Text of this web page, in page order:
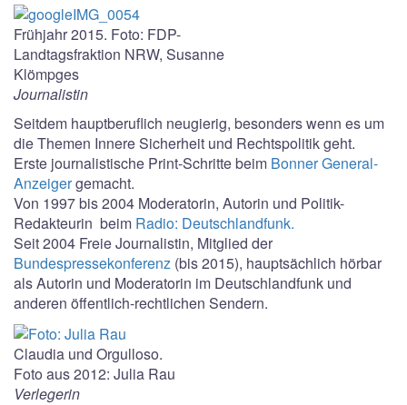
Frühjahr 2015. Foto: FDP-
Landtagsfraktion NRW, Susanne
Klömpges
Journalistin
Seitdem hauptberuflich neugierig, besonders wenn es um
die Themen Innere Sicherheit und Rechtspolitik geht.
Erste journalistische Print-Schritte beim Bonner General-
Anzeigergemacht.
Von 1997 bis 2004 Moderatorin, Autorin und Politik-
Redakteurin beim Radio: Deutschlandfunk.
Seit 2004 Freie Journalistin, Mitglied der
Bundespressekonferenz (bis 2015), hauptsächlich hörbar
als Autorin und Moderatorin im Deutschlandfunk und
anderen öffentlich-rechtlichen Sendern.
Claudia und Orgulloso.
Foto aus 2012: Julia Rau
Verlegerin